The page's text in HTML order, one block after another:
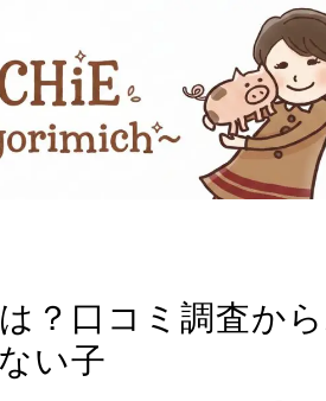
？口コミ調査か
い子